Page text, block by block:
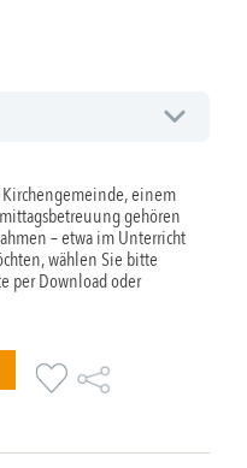
einem
gehören
– etwa im Unterricht
wählen Sie bitte
per Download oder